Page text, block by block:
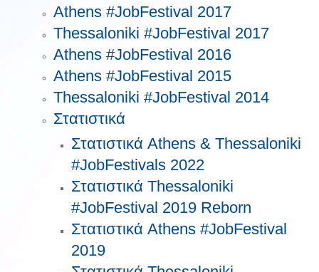
Athens #JobFestival 2017
Τhessaloniki #JobFestival 2017
Athens #JobFestival 2016
Athens #JobFestival 2015
Thessaloniki #JobFestival 2014
Στατιστικά
Στατιστικά Athens & Thessaloniki
#JobFestivals 2022
Στατιστικά Thessaloniki
#JobFestival 2019 Reborn
Στατιστικά Athens #JobFestival
2019